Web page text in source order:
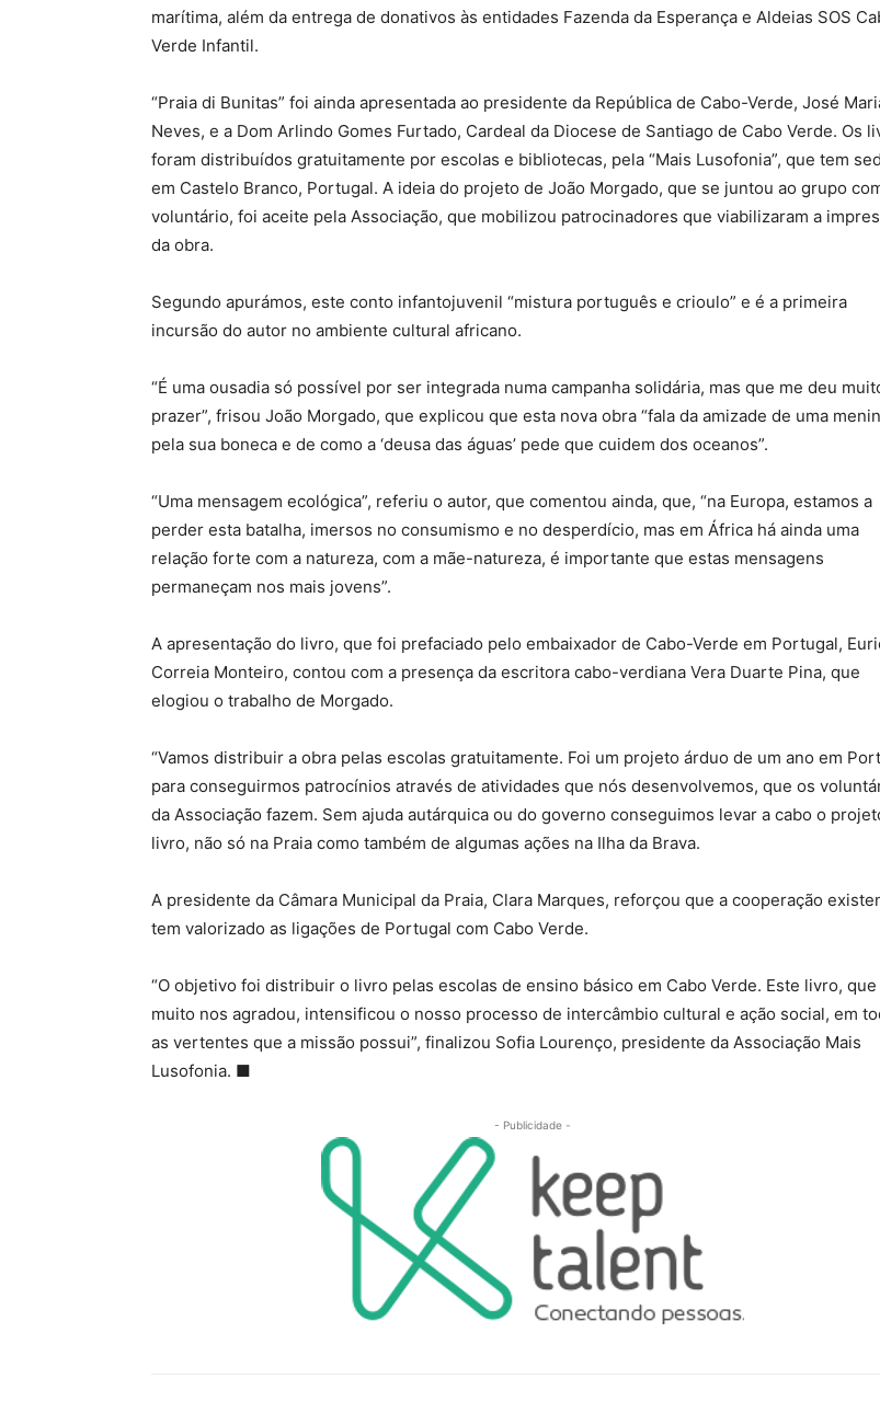
marítima, além da entrega de donativos às entidades Fazenda da Esperança e Aldeias SOS
Verde Infantil.
“Praia di Bunitas” foi ainda apresentada ao presidente da República de Cabo-Verde, José
Neves, e a Dom Arlindo Gomes Furtado, Cardeal da Diocese de Santiago de Cabo Verde. Os
foram distribuídos gratuitamente por escolas e bibliotecas, pela “Mais Lusofonia”, que tem
em Castelo Branco, Portugal. A ideia do projeto de João Morgado, que se juntou ao grupo
voluntário, foi aceite pela Associação, que mobilizou patrocinadores que viabilizaram a
da obra.
Segundo apurámos, este conto infantojuvenil “mistura português e crioulo” e é a primeira
incursão do autor no ambiente cultural africano.
“É uma ousadia só possível por ser integrada numa campanha solidária, mas que me deu
prazer”, frisou João Morgado, que explicou que esta nova obra “fala da amizade de uma
pela sua boneca e de como a ‘deusa das águas’ pede que cuidem dos oceanos”.
“Uma mensagem ecológica”, referiu o autor, que comentou ainda, que, “na Europa, estamos a
perder esta batalha, imersos no consumismo e no desperdício, mas em África há ainda uma
relação forte com a natureza, com a mãe-natureza, é importante que estas mensagens
permaneçam nos mais jovens”.
A apresentação do livro, que foi prefaciado pelo embaixador de Cabo-Verde em Portugal,
Correia Monteiro, contou com a presença da escritora cabo-verdiana Vera Duarte Pina, que
elogiou o trabalho de Morgado.
“Vamos distribuir a obra pelas escolas gratuitamente. Foi um projeto árduo de um ano em
para conseguirmos patrocínios através de atividades que nós desenvolvemos, que os
da Associação fazem. Sem ajuda autárquica ou do governo conseguimos levar a cabo o
livro, não só na Praia como também de algumas ações na Ilha da Brava.
A presidente da Câmara Municipal da Praia, Clara Marques, reforçou que a cooperação
tem valorizado as ligações de Portugal com Cabo Verde.
“O objetivo foi distribuir o livro pelas escolas de ensino básico em Cabo Verde. Este livro, que
muito nos agradou, intensificou o nosso processo de intercâmbio cultural e ação social, em
as vertentes que a missão possui”, finalizou Sofia Lourenço, presidente da Associação Mais
Lusofonia. ■
- Publicidade -